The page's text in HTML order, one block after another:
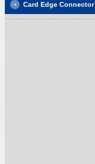
Card Edge Connector